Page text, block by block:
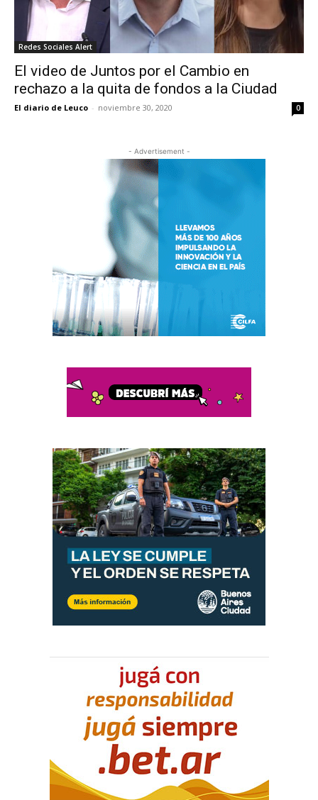
Redes Sociales Alert
El video de Juntos por el Cambio en
rechazo a la quita de fondos a la Ciudad
El diario de Leuco - noviembre 30, 2020 0
- Advertisement -